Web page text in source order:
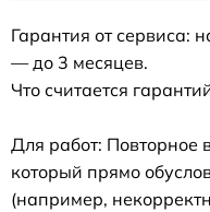
Гарантия от сервиса:
— до 3 месяцев.
Что считается
Для работ: Повторное
который прямо
(например,